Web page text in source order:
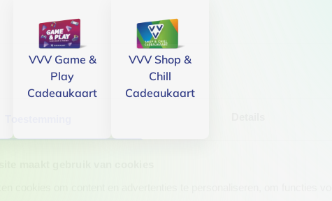
VVV Game &
Play
Cadeaukaart
VVV Shop &
Chill
Cadeaukaart